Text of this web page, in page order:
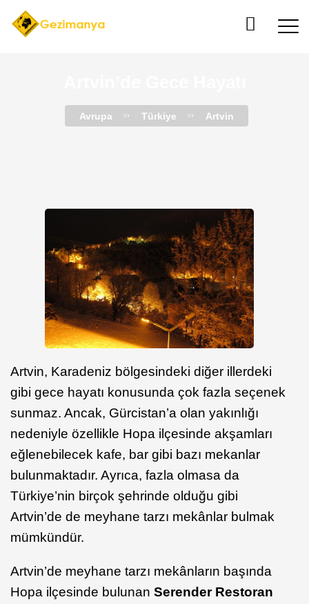
Avrupa Türkiye Artvin
Artvin, Karadeniz bölgesindeki diğer illerdeki
gibi gece hayatı konusunda çok fazla seçenek
sunmaz. Ancak, Gürcistan’a olan yakınlığı
nedeniyle özellikle Hopa ilçesinde akşamları
eğlenebilecek kafe, bar gibi bazı mekanlar
bulunmaktadır. Ayrıca, fazla olmasa da
Türkiye’nin birçok şehrinde olduğu gibi
Artvin’de de meyhane tarzı mekânlar bulmak
mümkündür.
Artvin’de meyhane tarzı mekânların başında
Hopa ilçesinde bulunan SerenderRestoran